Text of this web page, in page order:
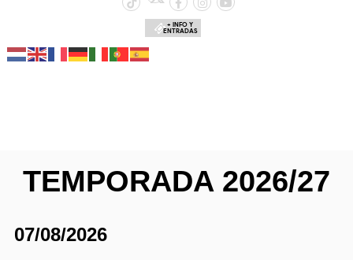
+ INFO Y
ENTRADAS
TEMPORADA 2026/27
07/08/2026